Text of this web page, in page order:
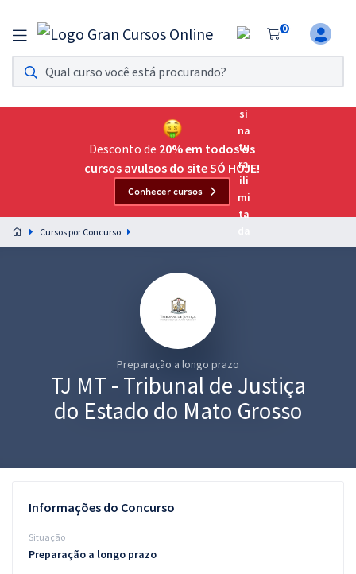
0
Assinatura Ilimitada 11
Acesso a todos os cursos. Teste grátis por 7 dias!
Assinatura OAB Até Passar
Acesso ilimitado a toda preparação para o Exame da
Preparação completa e intensiva para as principais
residências em saúde do Brasil
Graduação
Conteúdo gratuito
Desconto de 20% em todos os
cursos avulsos do site SÓ HOJE!
Conhecer cursos
Cursos por Concurso
Preparação a longo prazo
TJ MT - Tribunal de Justiça
do Estado do Mato Grosso
Informações do Concurso
Situação
Preparação a longo prazo